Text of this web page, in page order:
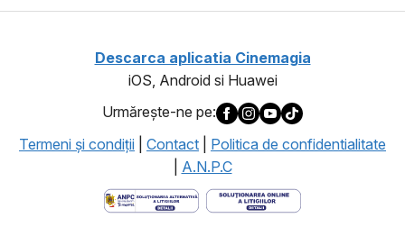
Descarca aplicatia Cinemagia
iOS, Android si Huawei
Urmăreşte-ne pe:
Termeni şi condiţii
Contact
Politica de confidentialitate
A.N.P.C